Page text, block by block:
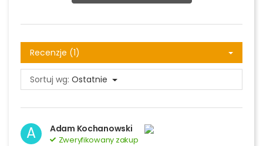
Recenzje (1)
Sortuj wg: Ostatnie
A Adam Kochanowski
Zweryfikowany zakup